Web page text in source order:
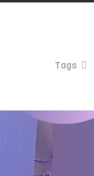
Tags